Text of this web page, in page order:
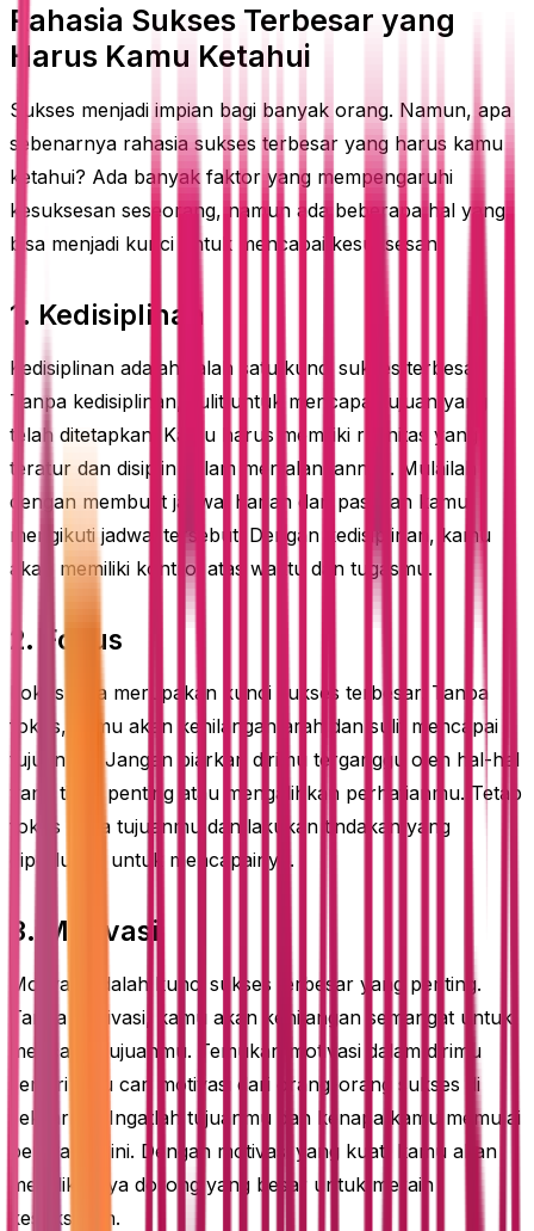
Rahasia Sukses Terbesar yang
Harus Kamu Ketahui
Sukses menjadi impian bagi banyak orang. Namun, apa
sebenarnya rahasia sukses terbesar yang harus kamu
ketahui? Ada banyak faktor yang mempengaruhi
kesuksesan seseorang, namun ada beberapa hal yang
bisa menjadi kunci untuk mencapai kesuksesan.
1. Kedisiplinan
Kedisiplinan adalah salah satu kunci sukses terbesar.
Tanpa kedisiplinan, sulit untuk mencapai tujuan yang
telah ditetapkan. Kamu harus memiliki rutinitas yang
teratur dan disiplin dalam menjalankannya. Mulailah
dengan membuat jadwal harian dan pastikan kamu
mengikuti jadwal tersebut. Dengan kedisiplinan, kamu
akan memiliki kontrol atas waktu dan tugasmu.
2. Fokus
Fokus juga merupakan kunci sukses terbesar. Tanpa
fokus, kamu akan kehilangan arah dan sulit mencapai
tujuanmu. Jangan biarkan dirimu terganggu oleh hal-hal
yang tidak penting atau mengalihkan perhatianmu. Tetap
fokus pada tujuanmu dan lakukan tindakan yang
diperlukan untuk mencapainya.
3. Motivasi
Motivasi adalah kunci sukses terbesar yang penting.
Tanpa motivasi, kamu akan kehilangan semangat untuk
mencapai tujuanmu. Temukan motivasi dalam dirimu
sendiri atau cari motivasi dari orang-orang sukses di
sekitarmu. Ingatlah tujuanmu dan kenapa kamu memulai
perjalanan ini. Dengan motivasi yang kuat, kamu akan
memiliki daya dorong yang besar untuk meraih
kesuksesan.